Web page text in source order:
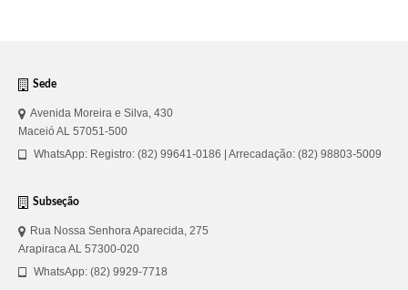
Sede
Avenida Moreira e Silva, 430
Maceió AL 57051-500
WhatsApp: Registro: (82) 99641-0186 | Arrecadação: (82) 98803-5009
Subseção
Rua Nossa Senhora Aparecida, 275
Arapiraca AL 57300-020
WhatsApp: (82) 9929-7718